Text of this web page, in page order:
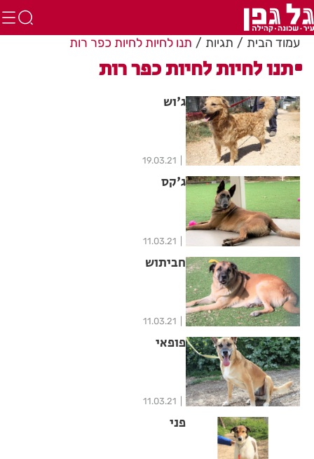
עמוד הבית תגיות תנו לחיות לחיות כפר רות
תנו לחיות לחיות כפר רות
ג'וש
19.03.21
ג'קס
11.03.21
חביתוש
11.03.21
פופאי
11.03.21
פני